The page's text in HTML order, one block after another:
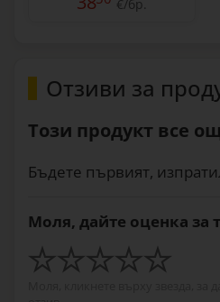
€/бр.
Отзиви за
Този продукт все
Бъдете първият,
Моля, дайте оценка за